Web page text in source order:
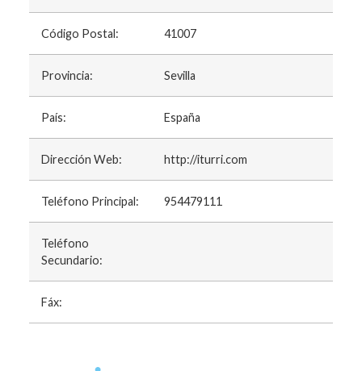
Código Postal: 41007
Provincia: Sevilla
País: España
Dirección Web: http://iturri.com
Teléfono Principal: 954479111
Teléfono
Secundario:
Fáx: